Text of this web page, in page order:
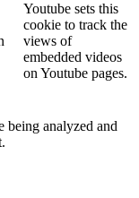
Youtube sets this
cookie to track the
views of
embedded videos
on Youtube pages.
being analyzed and